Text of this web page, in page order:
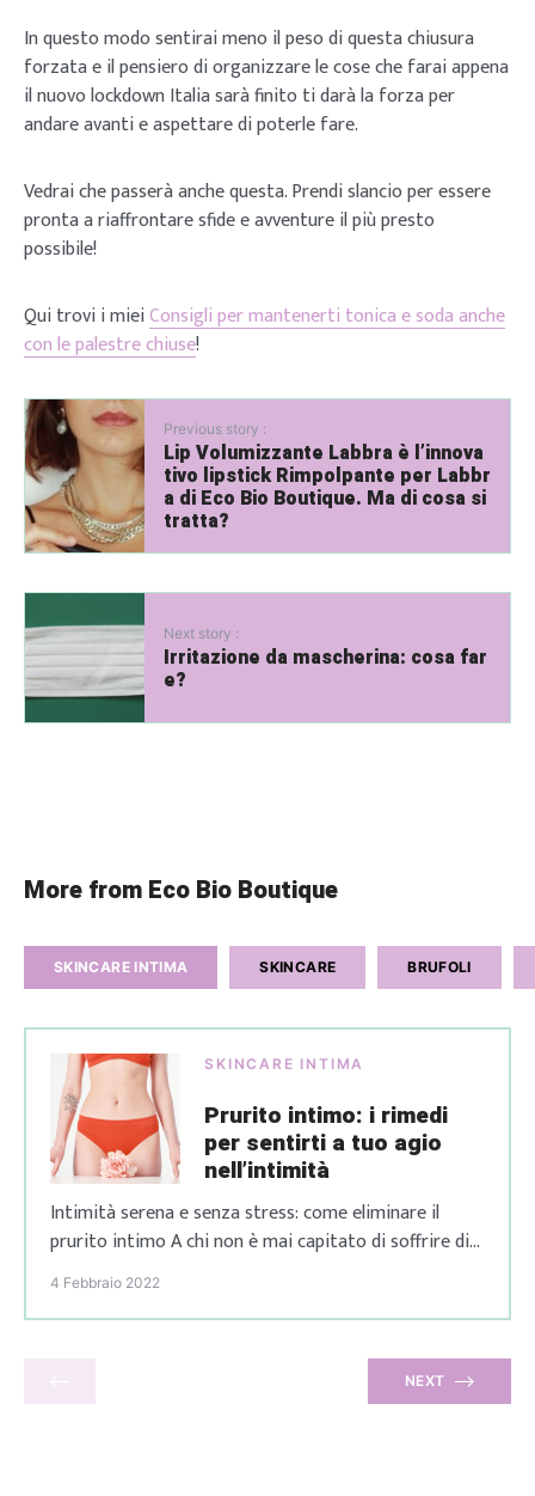
In questo modo sentirai meno il peso di questa chiusura
forzata e il pensiero di organizzare le cose che farai appena
il nuovo lockdown Italia sarà finito ti darà la forza per
andare avanti e aspettare di poterle fare.
Vedrai che passerà anche questa. Prendi slancio per essere
pronta a riaffrontare sfide e avventure il più presto
possibile!
Qui trovi i mieiConsigli per mantenerti tonica e soda anche
con le palestre chiuse!
Previous story :
Lip Volumizzante Labbra è l’innova
tivo lipstick Rimpolpante per Labbr
a di Eco Bio Boutique. Ma di cosa si
tratta?
Next story :
Irritazione da mascherina: cosa far
e?
More from Eco Bio Boutique
SKINCARE INTIMA SKINCARE BRUFOLI
SKINCARE INTIMA
Prurito intimo: i rimedi
per sentirti a tuo agio
nell’intimità
Intimità serena e senza stress: come eliminare il
prurito intimo A chi non è mai capitato di soffrire di
prurito intimo? Oltre ad essere fastidioso, a
in momenti particolari. Capita, infatti, a molte donne
di soffrire di irritazioni, prudore intimo e bruciore,
tutte situazioni che comportano immancabilmente
4 Febbraio 2022
NEXT